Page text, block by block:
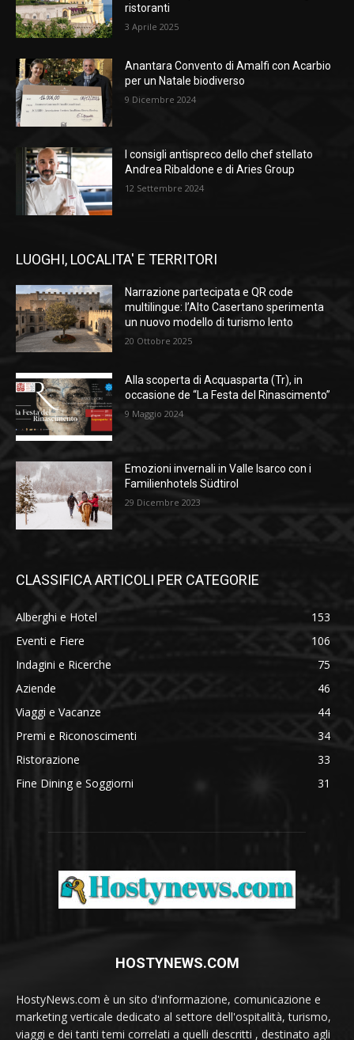
ristoranti
3 Aprile 2025
Anantara Convento di Amalfi con Acarbio
per un Natale biodiverso
9 Dicembre 2024
I consigli antispreco dello chef stellato
Andrea Ribaldone e di Aries Group
12 Settembre 2024
LUOGHI, LOCALITA' E TERRITORI
Narrazione partecipata e QR code
multilingue: l’Alto Casertano sperimenta
un nuovo modello di turismo lento
20 Ottobre 2025
Alla scoperta di Acquasparta (Tr), in
occasione de “La Festa del Rinascimento”
9 Maggio 2024
Emozioni invernali in Valle Isarco con i
Familienhotels Südtirol
29 Dicembre 2023
CLASSIFICA ARTICOLI PER CATEGORIE
Alberghi e Hotel
153
Eventi e Fiere
106
Indagini e Ricerche
75
Aziende
46
Viaggi e Vacanze
44
Premi e Riconoscimenti
34
Ristorazione
33
Fine Dining e Soggiorni
31
HOSTYNEWS.COM
HostyNews.com è un sito d'informazione, comunicazione e
marketing verticale dedicato al settore dell'ospitalità, turismo,
viaggi e dei tanti temi correlati a quelli descritti , destinato agli